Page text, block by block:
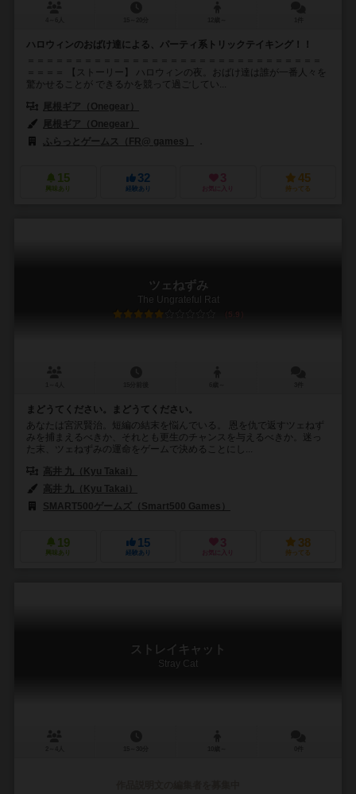
ハロウィンのおばけ達による、パーティ系トリックテイキング！！
＝＝＝＝＝＝＝＝＝＝＝＝＝＝＝＝＝＝＝＝＝＝＝＝＝＝＝＝＝＝＝
＝＝＝＝ 【ストーリー】 ハロウィンの夜。おばけ達は誰が一番人々を
驚かせることが できるかを競って過ごしてい...
尾根ギア（Onegear）
尾根ギア（Onegear）
ふらっとゲームス（FR@ games）
15
興味あり
32
経験あり
3
お気に入り
45
持ってる
ツェねずみ
The Ungrateful Rat
5.9
まどうてください。まどうてください。
あなたは宮沢賢治。短編の結末を悩んでいる。 恩を仇で返すツェねず
みを捕まえるべきか、それとも更生のチャンスを与えるべきか。迷っ
た末、ツェねずみの運命をゲームで決めることにし...
高井 九（Kyu Takai）
高井 九（Kyu Takai）
SMART500ゲームズ（Smart500 Games）
19
興味あり
15
経験あり
3
お気に入り
38
持ってる
ストレイキャット
Stray Cat